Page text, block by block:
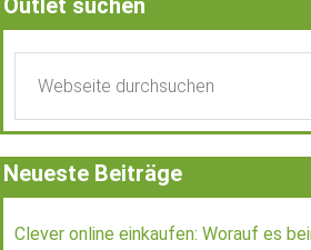
Outlet suchen
Neueste Beiträge
Clever online einkaufen: Worauf es